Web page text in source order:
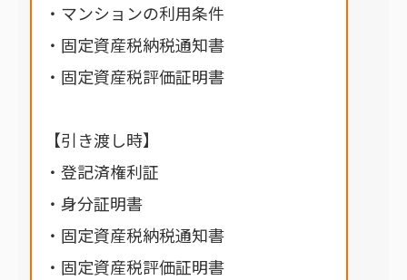
・マンションの利用条件
・固定資産税納税通知書
・固定資産税評価証明書
【引き渡し時】
・登記済権利証
・身分証明書
・固定資産税納税通知書
・固定資産税評価証明書